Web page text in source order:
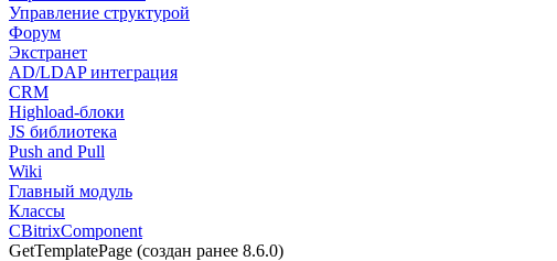
Управление структурой
Форум
Экстранет
AD/LDAP интеграция
CRM
Highload-блоки
JS библиотека
Push and Pull
Wiki
Главный модуль
Классы
CBitrixComponent
GetTemplatePage (создан ранее 8.6.0)